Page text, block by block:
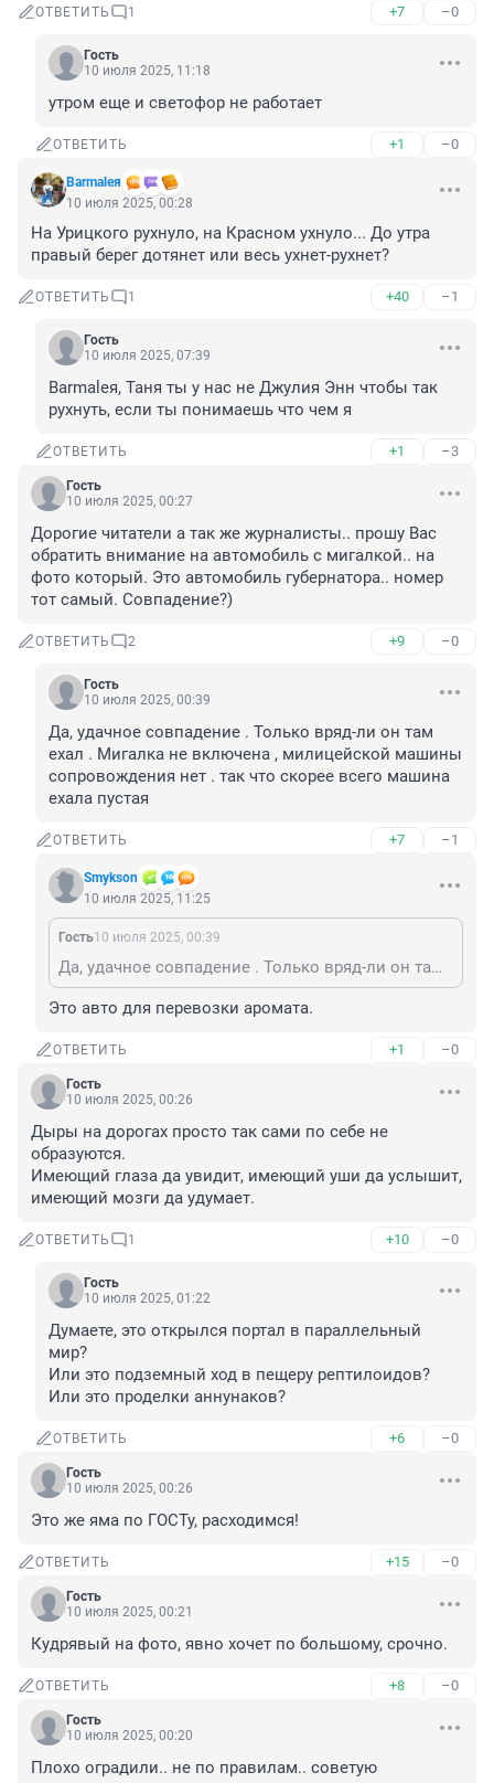
ОТВЕТИТЬ 1 +7 –0
Гость
10 июля 2025, 11:18
утром еще и светофор не работает
ОТВЕТИТЬ +1 –0
Barmaleя
10 июля 2025, 00:28
На Урицкого рухнуло, на Красном ухнуло... До утра
правый берег дотянет или весь ухнет-рухнет?
ОТВЕТИТЬ 1 +40 –1
Гость
10 июля 2025, 07:39
Barmaleя, Таня ты у нас не Джулия Энн чтобы так
рухнуть, если ты понимаешь что чем я
ОТВЕТИТЬ +1 –3
Гость
10 июля 2025, 00:27
Дорогие читатели а так же журналисты.. прошу Вас
обратить внимание на автомобиль с мигалкой.. на
фото который. Это автомобиль губернатора.. номер
тот самый. Совпадение?)
ОТВЕТИТЬ 2 +9 –0
Гость
10 июля 2025, 00:39
Да, удачное совпадение . Только вряд-ли он там
ехал . Мигалка не включена , милицейской машины
сопровождения нет . так что скорее всего машина
ехала пустая
ОТВЕТИТЬ +7 –1
Smykson
10 июля 2025, 11:25
Гость10 июля 2025, 00:39
Да, удачное совпадение . Только вряд-ли он там ехал . Мигалка не включена , милицейской машины сопровождения нет . так что скорее всего машина ехала пустая
Это авто для перевозки аромата.
ОТВЕТИТЬ +1 –0
Гость
10 июля 2025, 00:26
Дыры на дорогах просто так сами по себе не
образуются.
Имеющий глаза да увидит, имеющий уши да услышит,
имеющий мозги да удумает.
ОТВЕТИТЬ 1 +10 –0
Гость
10 июля 2025, 01:22
Думаете, это открылся портал в параллельный
мир?
Или это подземный ход в пещеру рептилоидов?
Или это проделки аннунаков?
ОТВЕТИТЬ +6 –0
Гость
10 июля 2025, 00:26
Это же яма по ГОСТу, расходимся!
ОТВЕТИТЬ +15 –0
Гость
10 июля 2025, 00:21
Кудрявый на фото, явно хочет по большому, срочно.
ОТВЕТИТЬ +8 –0
Гость
10 июля 2025, 00:20
Плохо оградили.. не по правилам.. советую